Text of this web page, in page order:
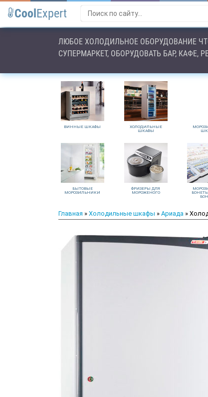
Cool Expert
ЛЮБОЕ ХОЛОДИЛЬНОЕ ОБОРУДОВАНИЕ
СУПЕРМАРКЕТ, ОБОРУДОВАТЬ БАР, КАФЕ,
ВИННЫЕ ШКАФЫ
ХОЛОДИЛЬНЫЕ
ШКАФЫ
БЫТОВЫЕ
МОРОЗИЛЬНИКИ
ФРИЗЕРЫ ДЛЯ
МОРОЖЕНОГО
Главная » Холодильные шкафы » Ариада »